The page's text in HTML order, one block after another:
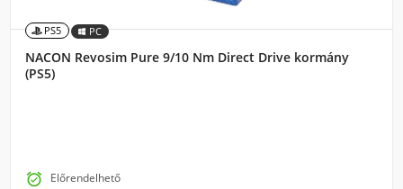
PS5 PC
NACON Revosim Pure 9/10 Nm Direct Drive kormány
(PS5)
 Előrendelhető